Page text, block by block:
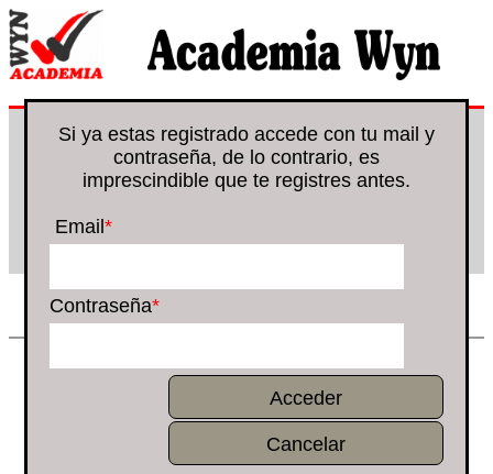
Inicio
Si ya estas registrado accede con tu mail y
contraseña, de lo contrario, es
imprescindible que te registres antes.
Email*
Contraseña*
Acceder
Cancelar
Pare Bartomeu Pou, 53 Baixos Dreta
07003 Palma de Mallorca
971 207345 info@academia-wyn.com